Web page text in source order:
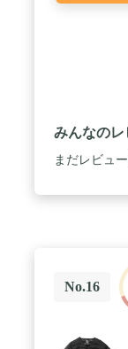
みんなのレ
まだレビュ
No.16